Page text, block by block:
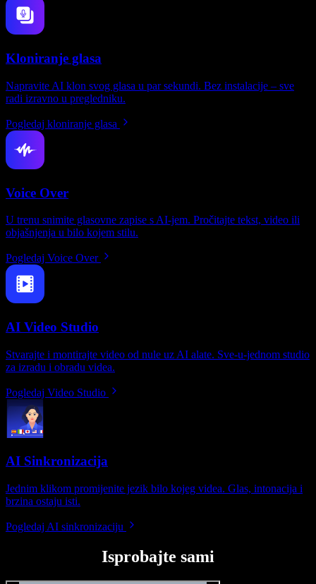
Kloniranje glasa
Napravite AI klon svog glasa u par sekundi. Bez instalacije – sve
radi izravno u pregledniku.
Pogledaj kloniranje glasa
Voice Over
U trenu snimite glasovne zapise s AI-jem. Pročitajte tekst, video ili
objašnjenja u bilo kojem stilu.
Pogledaj Voice Over
AI Video Studio
Stvarajte i montirajte video od nule uz AI alate. Sve-u-jednom studio
za izradu i obradu videa.
Pogledaj Video Studio
AI Sinkronizacija
Jednim klikom promijenite jezik bilo kojeg videa. Glas, intonacija i
brzina ostaju isti.
Pogledaj AI sinkronizaciju
Isprobajte sami